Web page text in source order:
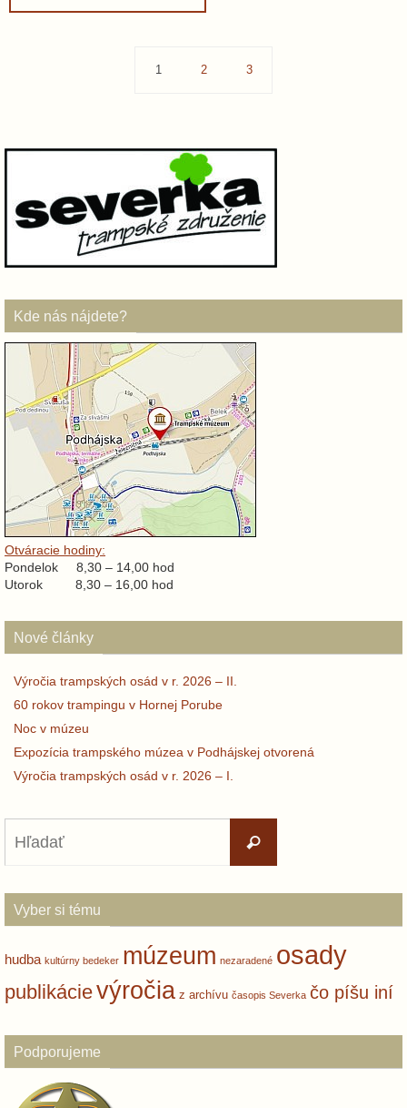
1 2 3
Kde nás nájdete?
Otváracie hodiny:
Pondelok 8,30 – 14,00 hod
Utorok 8,30 – 16,00 hod
Nové články
Výročia trampských osád v r. 2026 – II.
60 rokov trampingu v Hornej Porube
Noc v múzeu
Expozícia trampského múzea v Podhájskej otvorená
Výročia trampských osád v r. 2026 – I.
Hľadať
Vyber si tému
hudba kultúrny bedeker múzeum nezaradené osady
publikácievýročia z archívu časopis Severka čo píšu iní
Podporujeme